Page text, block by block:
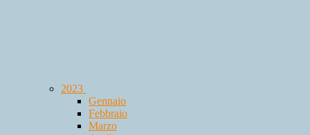
2023
Gennaio
Febbraio
Marzo